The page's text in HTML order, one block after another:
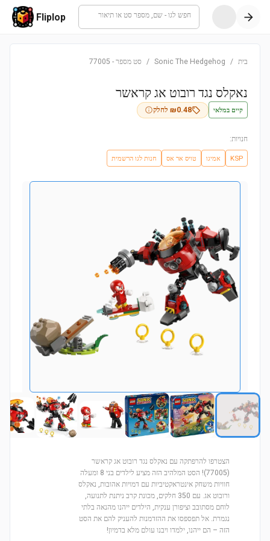
חפש לגו - שם, מספר סט או תיאור Fliplop
בית /
Sonic The Hedgehog
/ סט מספר -
77005
נאקלס נגד רובוט אג קראשר
קיים במלאי ₪0.48 לחלק
חנויות:
KSP אמיגו טויס אר אס חנות לגו הרשמית
הצטרפו להרפתקה עם נאקלס נגד רובוט אג קראשר
(77005)! הסט המלהיב הזה מציע לילדים בני 8 ומעלה
חוויות משחק אינטראקטיביות עם דמויות אהובות, נאקלס
ורובוט אג. עם 350 חלקים, מכונת קרב ניתנת לתנועה,
לוחם מסתובב וציפורן ענקית, הילדים ייהנו מהנאה בלתי
נגמרת. אל תפספסו את ההזדמנות להעניק להם את הסט
הזה – הם ייהנו, ילמדו ויבנו עולם מלא בדמיון!